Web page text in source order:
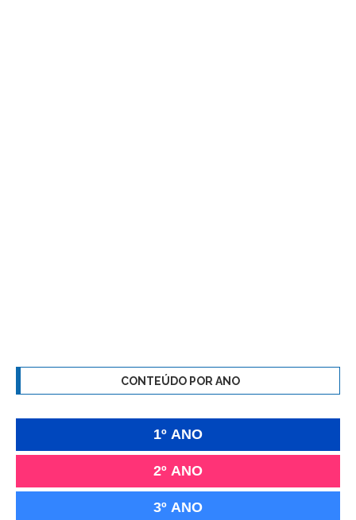
CONTEÚDO POR ANO
1º ANO
2º ANO
3º ANO